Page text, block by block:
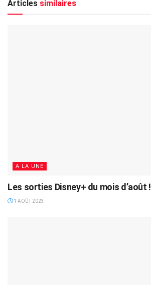
Articles similaires
A LA UNE
Les sorties Disney+ du mois d’août !
1 AOÛT 2023